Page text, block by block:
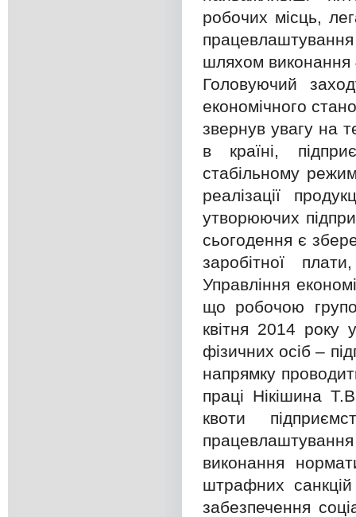
робочих місць,
шляхом виконання
Головуючий
економічного
звернув увагу на
в країні,
стабільному
реалізації
утворюючих
сьогодення є
заробітної
Управління
що робочою
квітня 2014 року
фізичних осіб –
напрямку
праці Нікішина
квоти
виконання
штрафних
забезпечення